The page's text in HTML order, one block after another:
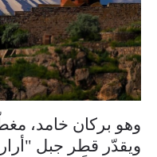
وهو بركان خامد،